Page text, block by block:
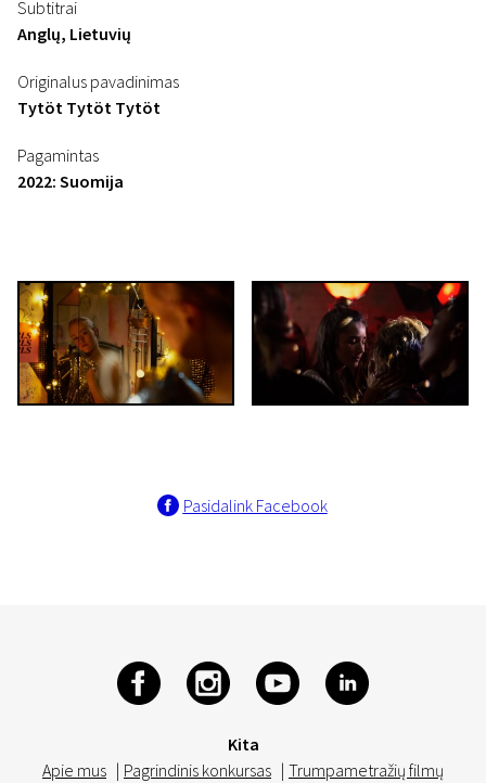
Subtitrai
Anglų, Lietuvių
Originalus pavadinimas
Tytöt Tytöt Tytöt
Pagamintas
2022: Suomija
Pasidalink Facebook
Kita
Apie mus | Pagrindinis konkursas | Trumpametražių filmų